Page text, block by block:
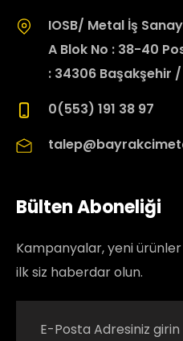
IOSB/ Metal İş
A Blok No : 38-40
: 34306 Başakşehir
0(553) 191 38 97
Bülten Aboneliği
Kampanyalar, yeni
ilk siz haberdar olun.